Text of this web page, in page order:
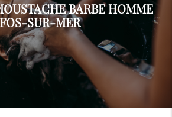
BARBE HOMME
FOS-SUR-MER